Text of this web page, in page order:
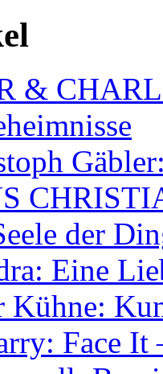
&
der
Eine
Kühne:
Face